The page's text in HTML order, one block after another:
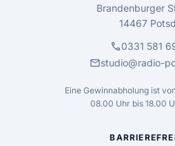
Brandenburger
14467
call0331 581
mailstudio@radio-
Eine Gewinnabholung ist
08.00 Uhr bis 18.00